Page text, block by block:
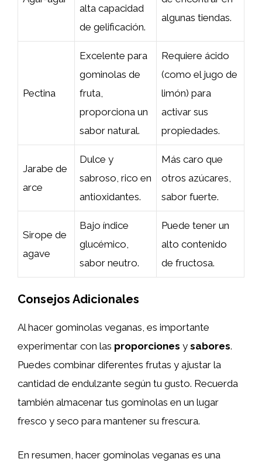
alta capacidad
de gelificación.
algunas tiendas.
Pectina
Excelente para
gominolas de
fruta,
proporciona un
sabor natural.
Requiere ácido
(como el jugo de
limón) para
activar sus
propiedades.
Jarabe de
arce
Dulce y
sabroso, rico en
antioxidantes.
Más caro que
otros azúcares,
sabor fuerte.
Sirope de
agave
Bajo índice
glucémico,
sabor neutro.
Puede tener un
alto contenido
de fructosa.
Consejos Adicionales
Al hacer gominolas veganas, es importante
experimentar con las proporciones y sabores.
Puedes combinar diferentes frutas y ajustar la
cantidad de endulzante según tu gusto. Recuerda
también almacenar tus gominolas en un lugar
fresco y seco para mantener su frescura.
En resumen, hacer gominolas veganas es una